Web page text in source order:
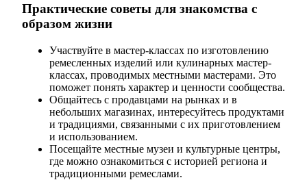
Практические советы для знакомства с
образом жизни
Участвуйте в мастер-классах по изготовлению
ремесленных изделий или кулинарных мастер-
классах, проводимых местными мастерами. Это
поможет понять характер и ценности сообщества.
Общайтесь с продавцами на рынках и в
небольших магазинах, интересуйтесь продуктами
и традициями, связанными с их приготовлением
и использованием.
Посещайте местные музеи и культурные центры,
где можно ознакомиться с историей региона и
традиционными ремеслами.